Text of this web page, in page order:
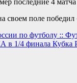
последние 4
своем поле
по футболу ::
1/4 финала Кубка